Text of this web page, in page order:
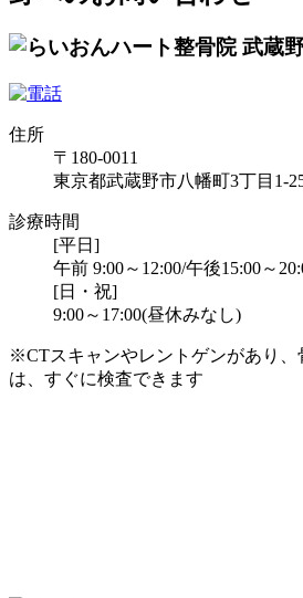
住所
〒180-0011
東京都武蔵野市八幡町3丁目1-
診療時間
[平日]
午前 9:00～12:00/午後15:00～
[日・祝]
9:00～17:00(昼休みなし)
※CTスキャンやレントゲンがあり、
は、すぐに検査できます